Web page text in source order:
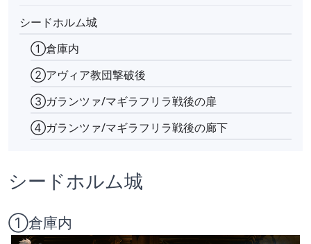
シードホルム城
①倉庫内
②アヴィア教団撃破後
③ガランツァ/マギラフリラ戦後の扉
④ガランツァ/マギラフリラ戦後の廊下
シードホルム城
①倉庫内